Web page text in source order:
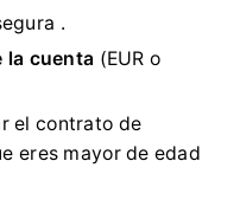
.
la cuenta (EUR o
el contrato de
eres mayor de edad